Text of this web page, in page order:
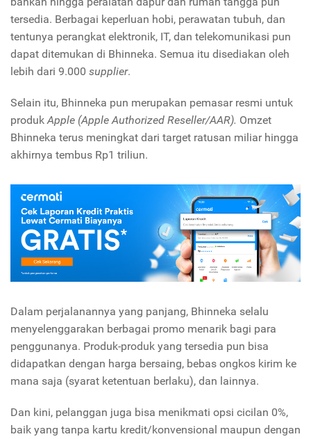
tersedia. Berbagai keperluan hobi, perawatan tubuh, dan
tentunya perangkat elektronik, IT, dan telekomunikasi pun
dapat ditemukan di Bhinneka. Semua itu disediakan oleh
lebih dari 9.000 supplier.
Selain itu, Bhinneka pun merupakan pemasar resmi untuk
produkApple (Apple Authorized Reseller/AAR). Omzet
Bhinneka terus meningkat dari target ratusan miliar hingga
akhirnya tembus Rp1 triliun.
Dalam perjalanannya yang panjang, Bhinneka selalu
menyelenggarakan berbagai promo menarik bagi para
penggunanya. Produk-produk yang tersedia pun bisa
didapatkan dengan harga bersaing, bebas ongkos kirim ke
mana saja (syarat ketentuan berlaku), dan lainnya.
Dan kini, pelanggan juga bisa menikmati opsi cicilan 0%,
baik yang tanpa kartu kredit/konvensional maupun dengan